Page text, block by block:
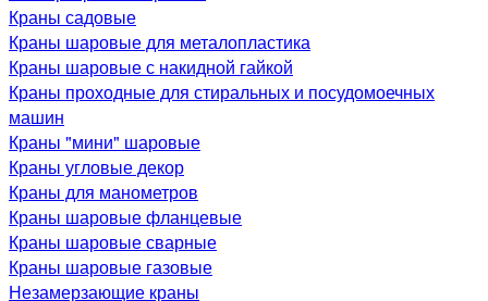
Краны садовые
Краны шаровые для металопластика
Краны шаровые с накидной гайкой
Краны проходные для стиральных и посудомоечных
машин
Краны "мини" шаровые
Краны угловые декор
Краны для манометров
Краны шаровые фланцевые
Краны шаровые сварные
Краны шаровые газовые
Незамерзающие краны